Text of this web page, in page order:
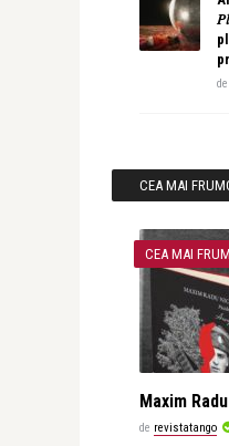
de
CEA MAI
CEA MAI
Maxim
de revistatango